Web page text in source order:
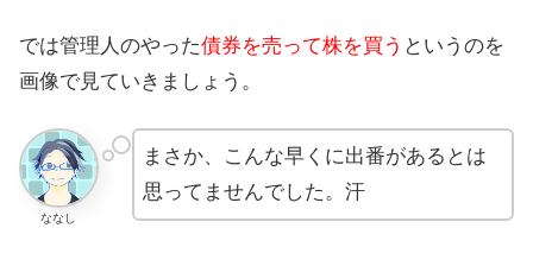
では管理人のやった債券を売って株を買う というのを
画像で見ていきましょう。
ななし
まさか、こんな早くに出番があるとは
思ってませんでした。汗